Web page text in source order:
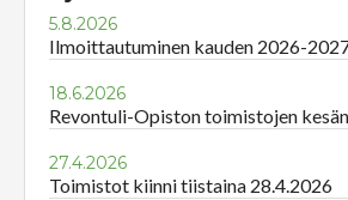
5.8.2026
Ilmoittautuminen kauden 2026-
18.6.2026
Revontuli-Opiston toimistojen
27.4.2026
Toimistot kiinni tiistaina 28.4.2026